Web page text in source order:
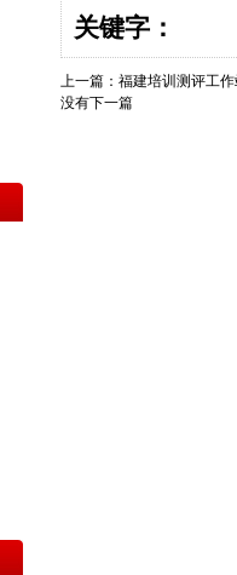
关键字：
上一篇： 福建培训测评工
没有下一篇